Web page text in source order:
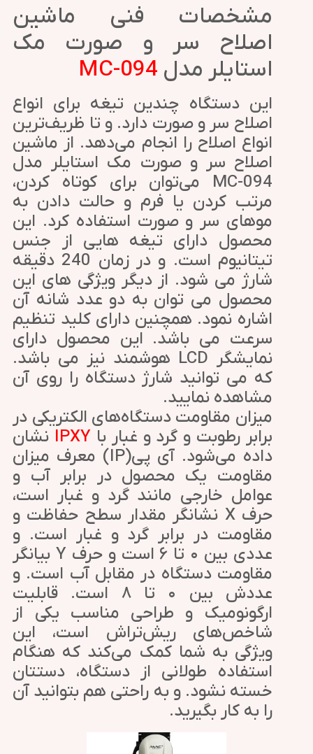
مشخصات فنی ماشین
اصلاح سر و صورت مک
استایلر مدل MC-094
این دستگاه چندین تیغه برای انواع
اصلاح سر و صورت دارد. و تا ظریف‌ترین
انواع اصلاح را انجام می‌دهد. از ماشین
اصلاح سر و صورت مک استایلر مدل
MC-094 می‌توان برای کوتاه کردن،
مرتب کردن یا فرم و حالت دادن به
موهای سر و صورت استفاده کرد. این
محصول دارای تیغه هایی از جنس
تیتانیوم است. و در زمان 240 دقیقه
شارژ می شود. از دیگر ویژگی های این
محصول می توان به دو عدد شانه آن
اشاره نمود. همچنین دارای کلید تنظیم
سرعت می باشد. این محصول دارای
نمایشگر LCD هوشمند نیز می باشد.
که می توانید شارژ دستگاه را روی آن
مشاهده نمایید.
میزان مقاومت دستگاه‌های الکتریکی در
برابر رطوبت و گرد و غبار با IPXY نشان
داده می‌شود. آی پی(IP) معرف میزان
مقاومت یک محصول در برابر آب و
عوامل خارجی مانند گرد و غبار است،
حرف X نشانگر مقدار سطح حفاظت و
مقاومت در برابر گرد و غبار است. و
عددی بین ۰ تا ۶ است و حرف Y بیانگر
مقاومت دستگاه در مقابل آب است. و
عددش بین ۰ تا ۸ است. قابلیت
ارگونومیک و طراحی مناسب یکی از
شاخص‌های ریش‌تراش است، این
ویژگی به شما کمک می‌کند که هنگام
استفاده طولانی از دستگاه، دستتان
خسته نشود. و به راحتی هم بتوانید آن
را به کار بگیرید.